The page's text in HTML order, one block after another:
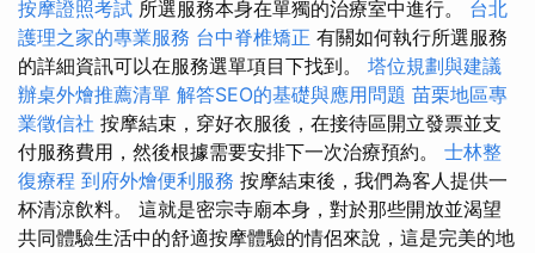
按摩證照考試 所選服務本身在單獨的治療室中進行。 台北
護理之家的專業服務 台中脊椎矯正 有關如何執行所選服務
的詳細資訊可以在服務選單項目下找到。 塔位規劃與建議
辦桌外燴推薦清單 解答SEO的基礎與應用問題 苗栗地區專
業徵信社 按摩結束，穿好衣服後，在接待區開立發票並支
付服務費用，然後根據需要安排下一次治療預約。 士林整
復療程 到府外燴便利服務 按摩結束後，我們為客人提供一
杯清涼飲料。 這就是密宗寺廟本身，對於那些開放並渴望
共同體驗生活中的舒適按摩體驗的情侶來說，這是完美的地